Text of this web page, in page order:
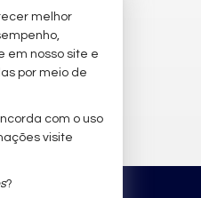
de Privacidade
melhor
em nosso site e
por meio de
com o uso
visite
?